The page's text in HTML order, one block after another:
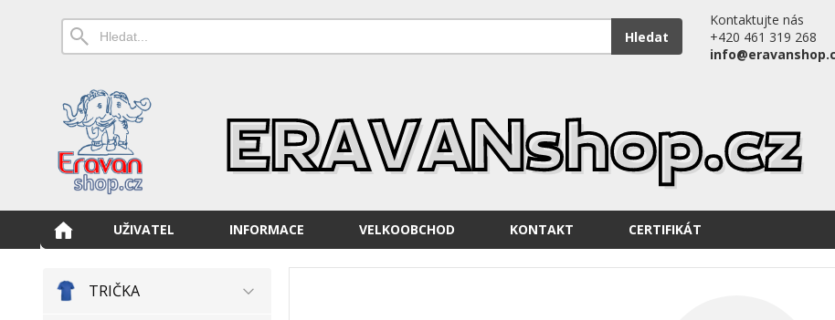
Hledat
Kontaktujte nás
+420 461 319 268
UŽIVATEL INFORMACE VELKOOBCHOD KONTAKT CERTIFIKÁT
TRIČKA